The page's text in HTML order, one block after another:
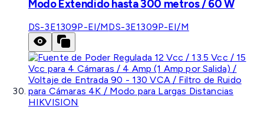
Modo Extendido hasta 300 metros / 60 W
DS-3E1309P-EI/MDS-3E1309P-EI/M
HIKVISION